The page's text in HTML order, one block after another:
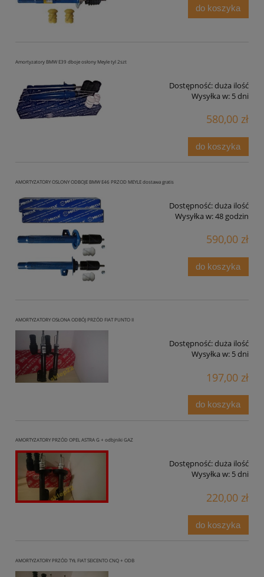
do koszyka
Amortyzatory BMW E39 dboje osłony Meyle tyl 2szt
Dostępność:duża ilość
Wysyłka w: 5 dni
580,00 zł
do koszyka
AMORTYZATORY OSLONY ODBOJE BMW E46 PRZOD MEYLE dostawa gratis
Dostępność:duża ilość
Wysyłka w:48 godzin
590,00 zł
do koszyka
AMORTYZATORY OSŁONA ODBÓJ PRZÓD FIAT PUNTO II
Dostępność:duża ilość
Wysyłka w: 5 dni
197,00 zł
do koszyka
AMORTYZATORY PRZÓD OPEL ASTRA G + odbjniki GAZ
Dostępność:duża ilość
Wysyłka w: 5 dni
220,00 zł
do koszyka
AMORTYZATORY PRZÓD TYŁ FIAT SEICENTO CNQ + ODB